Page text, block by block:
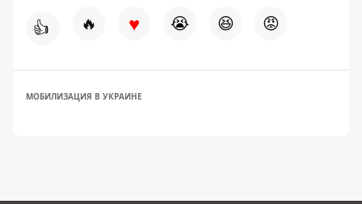
👍 🔥 ♥ 😭 😆 😡
МОБИЛИЗАЦИЯ В УКРАИНЕ